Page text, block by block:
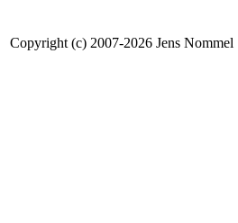
Copyright (c) 2007-2026 Jens